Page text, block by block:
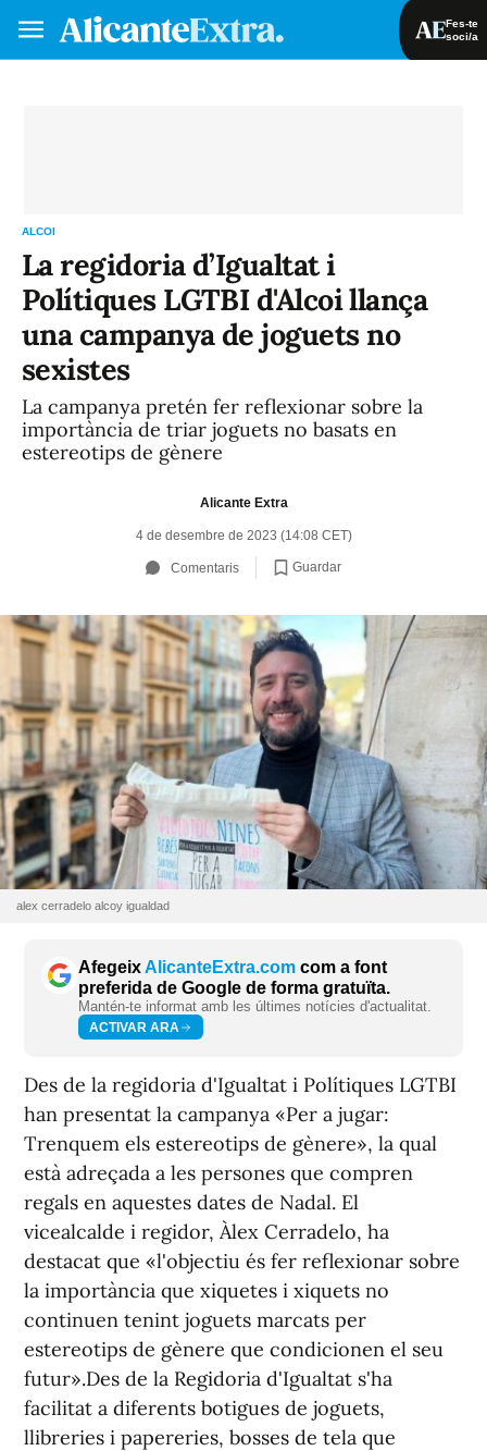
Fes-te
soci/a
ALCOI
La regidoria d’Igualtat i
Polítiques LGTBI d'Alcoi llança
una campanya de joguets no
sexistes
La campanya pretén fer reflexionar sobre la
importància de triar joguets no basats en
estereotips de gènere
Alicante Extra
4 de desembre de 2023 (14:08 CET)
Comentaris Guardar
alex cerradelo alcoy igualdad
AfegeixAlicanteExtra.com com a font
preferida de Google de forma gratuïta.
Mantén-te informat amb les últimes notícies d'actualitat.
ACTIVAR ARA
Des de la regidoria d'Igualtat i Polítiques LGTBI
han presentat la campanya «Per a jugar:
Trenquem els estereotips de gènere», la qual
està adreçada a les persones que compren
regals en aquestes dates de Nadal. El
vicealcalde i regidor, Àlex Cerradelo, ha
destacat que «l'objectiu és fer reflexionar sobre
la importància que xiquetes i xiquets no
continuen tenint joguets marcats per
estereotips de gènere que condicionen el seu
futur».Des de la Regidoria d'Igualtat s'ha
facilitat a diferents botigues de joguets,
llibreries i papereries, bosses de tela que